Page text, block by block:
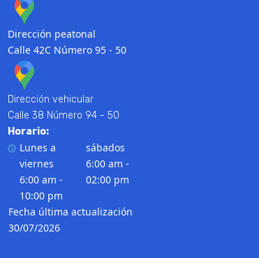
Dirección peatonal
Calle 42C Número 95 - 50
Dirección vehicular
Calle 38 Número 94 - 50
Horario:
Lunes a
viernes
6:00 am -
10:00 pm
sábados
6:00 am -
02:00 pm
Fecha última actualización
30/07/2026